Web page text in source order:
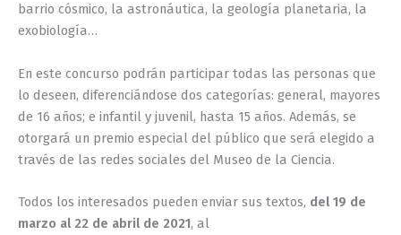
barrio cósmico, la astronáutica, la geología planetaria, la
exobiología…
En este concurso podrán participar todas las personas que
lo deseen, diferenciándose dos categorías: general, mayores
de 16 años; e infantil y juvenil, hasta 15 años. Además, se
otorgará un premio especial del público que será elegido a
través de las redes sociales del Museo de la Ciencia.
Todos los interesados pueden enviar sus textos, del 19 de
marzo al 22 de abril de 2021, al